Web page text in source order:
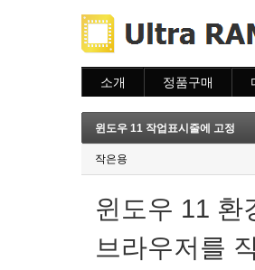
소개 정품구매
주문조회
이용안내
윈도우 11 작업표시줄에 고정
작은용
윈도우 11 환
브라우저를